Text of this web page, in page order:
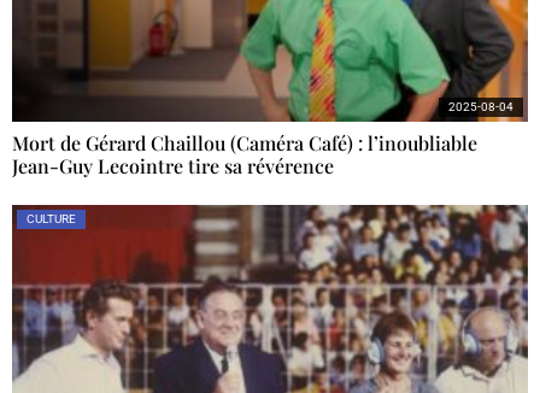
Mort de Gérard Chaillou (Caméra Café) : l’inoubliable
Jean-Guy Lecointre tire sa révérence
2025-08-04
CULTURE